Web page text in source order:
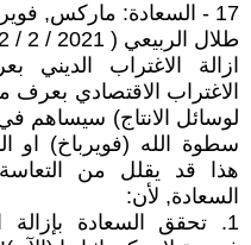
17 - السعادة: ماركس, فويرباخ, وفرويد!
طلال الربيعي ( 2021 / 2 / 2 - 06:24 )
ازالة الاغتراب الديني
الاغتراب الاقتصادي بعرف
لوسائل الانتاج) سيساهم
سطوة الله (فويرباخ) او
هذا قد يقلل من
السعادة, لأن:
1. تحقق السعادة بإزالة